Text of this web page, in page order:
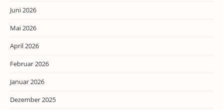
Juni 2026
Mai 2026
April 2026
Februar 2026
Januar 2026
Dezember 2025